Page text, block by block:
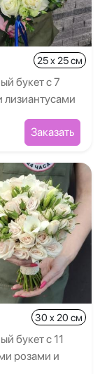
25 x 25 см
букет с 7
лизиантусами
Заказать
30 x 20 см
букет с 11
розами и